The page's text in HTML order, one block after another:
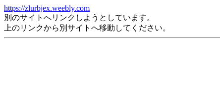
https://zlurbjex.weebly.com
別のサイトへリンクしようとしています。
上のリンクから別サイトへ移動してください。